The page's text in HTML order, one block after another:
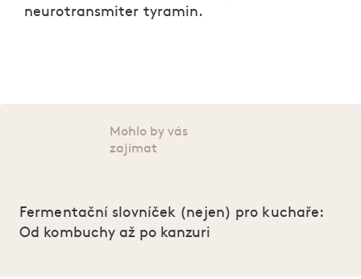
neurotransmiter tyramin.
Mohlo by vás
zajímat
Fermentační slovníček (nejen) pro kuchaře:
Od kombuchy až po kanzuri